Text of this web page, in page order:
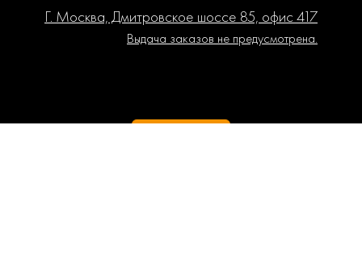
Г. Москва, Дмитровское шоссе 85, офис 417
Выдача заказов не предусмотрена.